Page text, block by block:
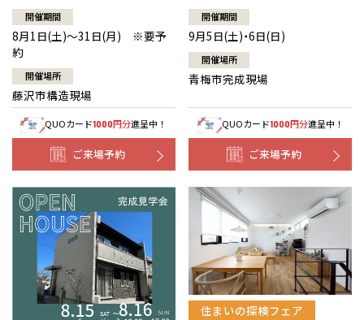
開催期間
8月1日(土)～31日(月) ※要予
約
開催場所
藤沢市構造現場
QUOカード1000円分進呈中！
ご来場予約
開催期間
9月5日(土)・6日(日)
開催場所
青梅市完成現場
QUOカード1000円分進呈中！
ご来場予約
住まいの探検フェア